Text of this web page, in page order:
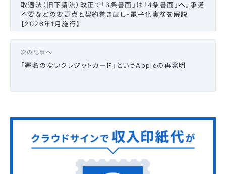
取適法（旧下請法）改正で「3条書面」は「4条書面」へ。承諾
不要などの変更点と契約巻き直し・電子化実務を解説
【2026年1月施行】
次の記事へ
「署名のないクレジットカード」というAppleの再発明